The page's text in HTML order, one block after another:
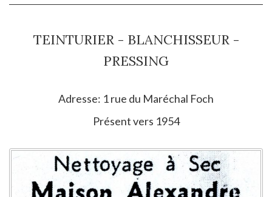
TEINTURIER - BLANCHISSEUR -
PRESSING
Adresse: 1 rue du Maréchal Foch
Présent vers 1954